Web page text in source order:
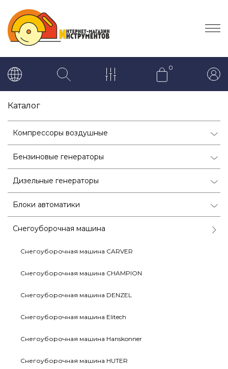
0
Каталог
Компрессоры воздушные
Бензиновые генераторы
Дизельные генераторы
Блоки автоматики
Снегоуборочная машина
Снегоуборочная машина CARVER
Снегоуборочная машина CHAMPION
Снегоуборочная машина DENZEL
Снегоуборочная машина Elitech
Снегоуборочная машина Hanskonner
Снегоуборочная машина HUTER